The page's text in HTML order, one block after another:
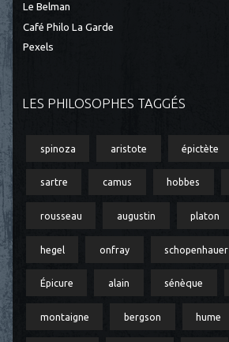
Le Belman
Café Philo La Garde
Pexels
LES PHILOSOPHES TAGGÉS
spinoza aristote épictète
sartre camus hobbes
rousseau augustin platon
hegel onfray schopenhauer
Épicure alain sénèque
montaigne bergson hume